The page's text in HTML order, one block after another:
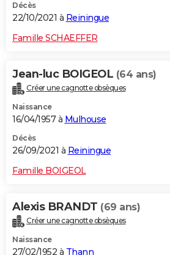
Décès
22/10/2021 à Reiningue
Famille SCHAEFFER
Jean-luc BOIGEOL (64 ans)
Créer une cagnotte obsèques
Naissance
16/04/1957 à Mulhouse
Décès
26/09/2021 à Reiningue
Famille BOIGEOL
Alexis BRANDT (69 ans)
Créer une cagnotte obsèques
Naissance
27/02/1952 à Thann